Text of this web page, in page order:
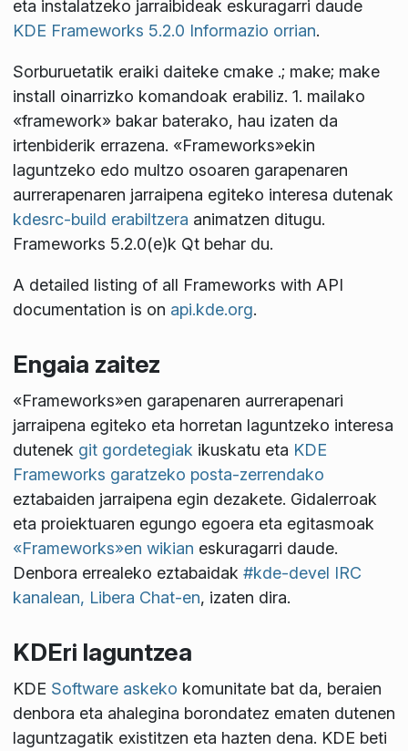
eta instalatzeko jarraibideak eskuragarri daude
KDE Frameworks 5.2.0 Informazio orrian.
Sorburuetatik eraiki daiteke cmake .; make; make
install oinarrizko komandoak erabiliz. 1. mailako
«framework» bakar baterako, hau izaten da
irtenbiderik errazena. «Frameworks»ekin
laguntzeko edo multzo osoaren garapenaren
aurrerapenaren jarraipena egiteko interesa dutenak
kdesrc-build erabiltzera animatzen ditugu.
Frameworks 5.2.0(e)k Qt behar du.
A detailed listing of all Frameworks with API
documentation is on api.kde.org.
Engaia zaitez
«Frameworks»en garapenaren aurrerapenari
jarraipena egiteko eta horretan laguntzeko interesa
dutenek git gordetegiak ikuskatu eta KDE
Frameworks garatzeko posta-zerrendako
eztabaiden jarraipena egin dezakete. Gidalerroak
eta proiektuaren egungo egoera eta egitasmoak
«Frameworks»en wikian eskuragarri daude.
Denbora errealeko eztabaidak #kde-devel IRC
kanalean, Libera Chat-en, izaten dira.
KDEri laguntzea
KDE Software askeko komunitate bat da, beraien
denbora eta ahalegina borondatez ematen dutenen
laguntzagatik existitzen eta hazten dena. KDE beti